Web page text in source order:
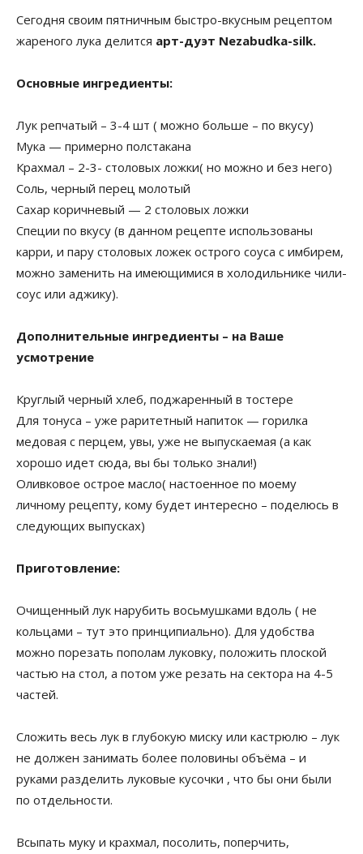
Сегодня своим пятничным быстро-вкусным рецептом
жареного лука делится арт-дуэт Nezabudka-silk.
Основные ингредиенты:
Лук репчатый – 3-4 шт ( можно больше – по вкусу)
Мука — примерно полстакана
Крахмал – 2-3- столовых ложки( но можно и без него)
Соль, черный перец молотый
Сахар коричневый — 2 столовых ложки
Специи по вкусу (в данном рецепте использованы
карри, и пару столовых ложек острого соуса с имбирем,
можно заменить на имеющимися в холодильнике чили-
соус или аджику).
Дополнительные ингредиенты – на Ваше
усмотрение
Круглый черный хлеб, поджаренный в тостере
Для тонуса – уже раритетный напиток — горилка
медовая с перцем, увы, уже не выпускаемая (а как
хорошо идет сюда, вы бы только знали!)
Оливковое острое масло( настоенное по моему
личному рецепту, кому будет интересно – поделюсь в
следующих выпусках)
Приготовление:
Очищенный лук нарубить восьмушками вдоль ( не
кольцами – тут это принципиально). Для удобства
можно порезать пополам луковку, положить плоской
частью на стол, а потом уже резать на сектора на 4-5
частей.
Сложить весь лук в глубокую миску или кастрюлю – лук
не должен занимать более половины объёма – и
руками разделить луковые кусочки , что бы они были
по отдельности.
Всыпать муку и крахмал, посолить, поперчить,